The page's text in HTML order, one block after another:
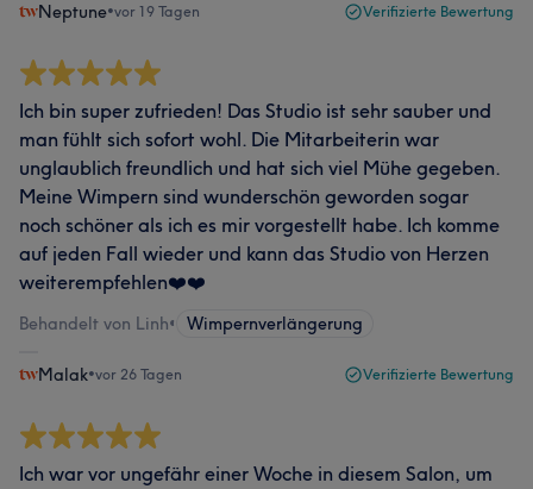
Neptune•vor 19 Tagen Verifizierte Bewertung
Ich bin super zufrieden! Das Studio ist sehr sauber und
man fühlt sich sofort wohl. Die Mitarbeiterin war
unglaublich freundlich und hat sich viel Mühe gegeben.
Meine Wimpern sind wunderschön geworden sogar
noch schöner als ich es mir vorgestellt habe. Ich komme
auf jeden Fall wieder und kann das Studio von Herzen
weiterempfehlen❤️❤️
Behandelt von Linh• Wimpernverlängerung
Malak•vor 26 Tagen Verifizierte Bewertung
Ich war vor ungefähr einer Woche in diesem Salon, um